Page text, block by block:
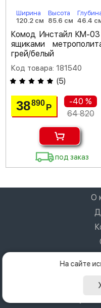
Ширина
120.2 см
Высота
85.6 см 46.4
Комод Инстайл КМ-
ящиками
грей/белый
Код товара: 181540
(5)
38890Р
-40 %
64 820
под заказ
О
Политика
+7
На сайте